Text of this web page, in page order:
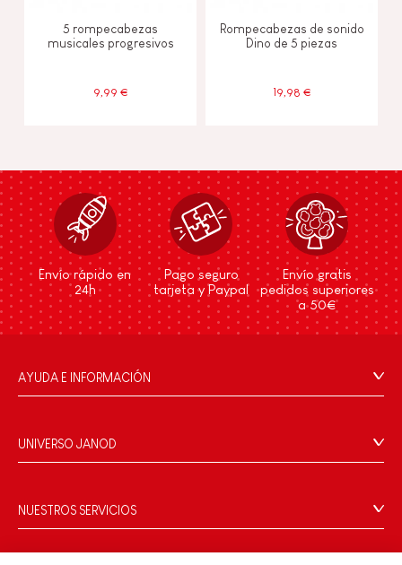
5 rompecabezas
musicales progresivos
9,99 €
Rompecabezas de sonido
Dino de 5 piezas
19,98 €
Envío rápido en
24h
Pago seguro
tarjeta y Paypal
Envío gratis
pedidos superiores
a 50€
AYUDA E INFORMACIÓN
Preguntas más frecuentes
Contacto
Retirada de productos
UNIVERSO JANOD
Nuestro savoir-faire
Compromisos de RSE
¿Qué es FSC®?
NUESTROS SERVICIOS